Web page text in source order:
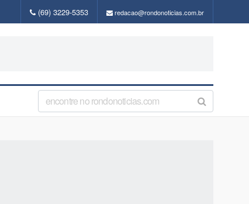
(69) 3229-5353 redacao@rondonoticias.com.br